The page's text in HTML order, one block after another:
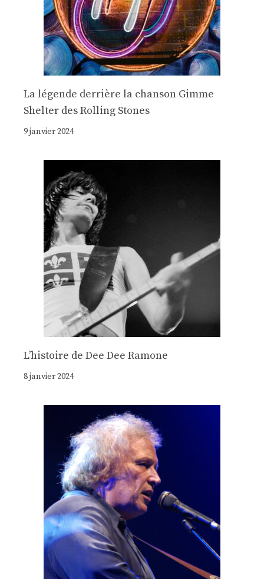
La légende derrière la chanson Gimme
Shelter des Rolling Stones
9 janvier 2024
Lʼhistoire de Dee Dee Ramone
8 janvier 2024